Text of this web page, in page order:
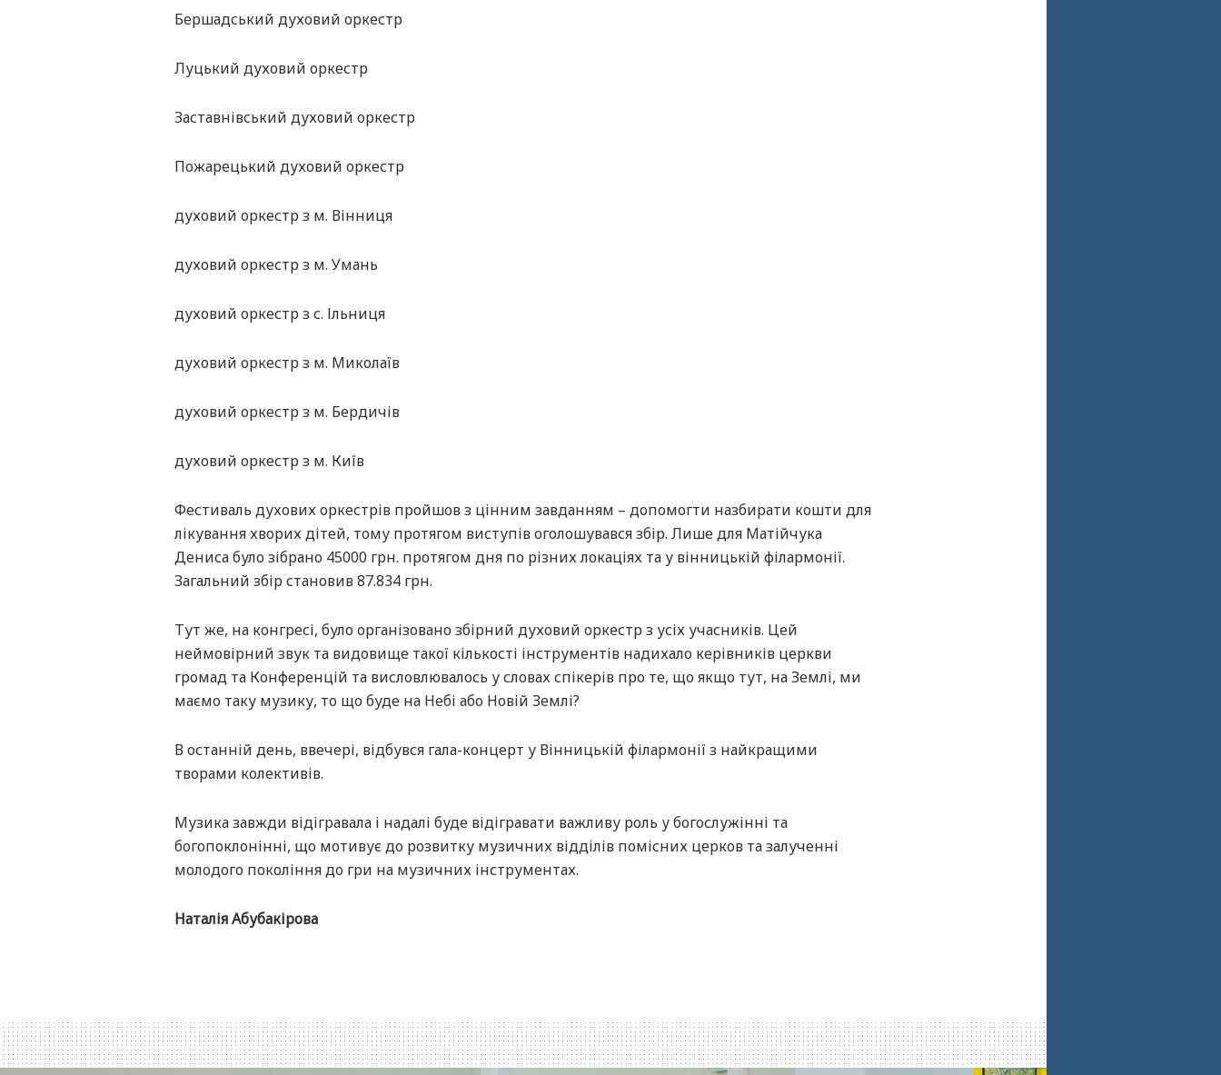
Бершадський духовий оркестр
Луцький духовий оркестр
Заставнівський духовий оркестр
Пожарецький духовий оркестр
духовий оркестр з м. Вінниця
духовий оркестр з м. Умань
духовий оркестр з с. Ільниця
духовий оркестр з м. Миколаїв
духовий оркестр з м. Бердичів
духовий оркестр з м. Київ
Фестиваль духових оркестрів пройшов з цінним завданням – допомогти назбирати кошти для
лікування хворих дітей, тому протягом виступів оголошувався збір. Лише для Матійчука
Дениса було зібрано 45000 грн. протягом дня по різних локаціях та у вінницькій філармонії.
Загальний збір становив 87.834 грн.
Тут же, на конгресі, було організовано збірний духовий оркестр з усіх учасників. Цей
неймовірний звук та видовище такої кількості інструментів надихало керівників церкви
громад та Конференцій та висловлювалось у словах спікерів про те, що якщо тут, на Землі, ми
маємо таку музику, то що буде на Небі або Новій Землі?
В останній день, ввечері, відбувся гала-концерт у Вінницькій філармонії з найкращими
творами колективів.
Музика завжди відігравала і надалі буде відігравати важливу роль у богослужінні та
богопоклонінні, що мотивує до розвитку музичних відділів помісних церков та залученні
молодого покоління до гри на музичних інструментах.
Наталія Абубакірова